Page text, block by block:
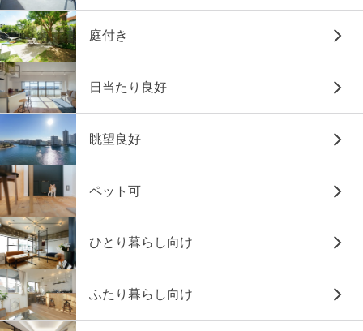
庭付き
日当たり良好
眺望良好
ペット可
ひとり暮らし向け
ふたり暮らし向け